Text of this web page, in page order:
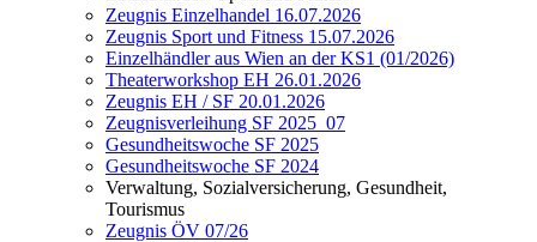
Zeugnis Einzelhandel 16.07.2026
Zeugnis Sport und Fitness 15.07.2026
Einzelhändler aus Wien an der KS1 (01/2026)
Theaterworkshop EH 26.01.2026
Zeugnis EH / SF 20.01.2026
Zeugnisverleihung SF 2025_07
Gesundheitswoche SF 2025
Gesundheitswoche SF 2024
Verwaltung, Sozialversicherung, Gesundheit,
Tourismus
Zeugnis ÖV 07/26